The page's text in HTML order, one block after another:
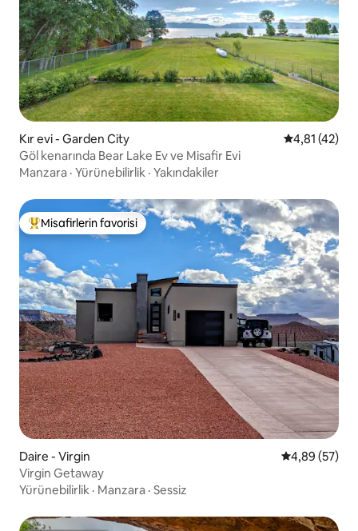
Kır evi - Garden City 5 üzerinden
4,81 (42)
Göl kenarında Bear Lake Ev ve Misafir Evi
Manzara · Yürünebilirlik · Yakındakiler
Misafirlerin favorilerinden en beğenilenler arasında
Misafirlerin favorisi
Daire - Virgin 5 üzerinden
4,89 (57)
Virgin Getaway
Yürünebilirlik · Manzara · Sessiz